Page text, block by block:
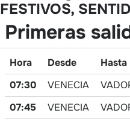
FESTIVOS,
Primeras
Hora Desde
Hasta
07:30
VENECIA
07:45
VENECIA